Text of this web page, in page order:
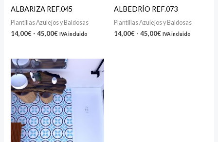
ALBARIZA REF.045
Plantillas Azulejos y Baldosas
14,00€ - 45,00€
desde
14,00€
hasta
45,00€
IVA incluido
ALBEDRÍO REF.073
Plantillas Azulejos y Baldosas
14,00€ - 45,00€
desde
14,00€
hasta
45,00€
IVA incluido
Rango
de
precios:
desde
14,00€
hasta
45,00€